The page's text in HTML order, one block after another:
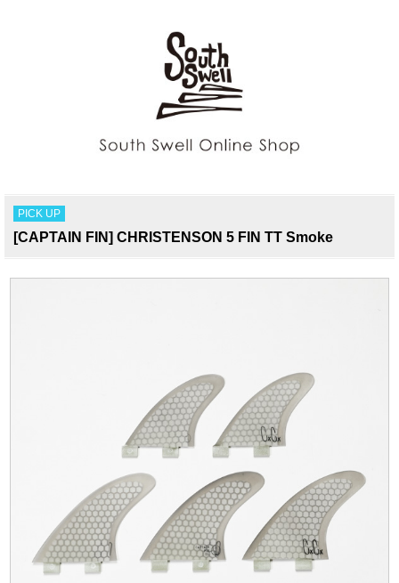
PICK UP
[CAPTAIN FIN] CHRISTENSON 5 FIN TT Smoke